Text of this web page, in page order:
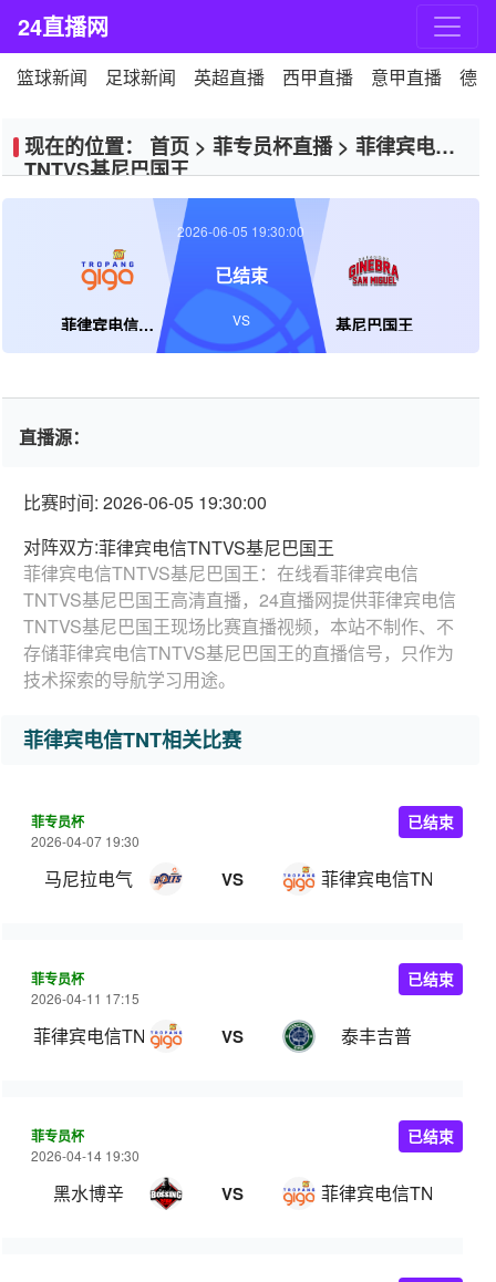
24直播网
篮球新闻 足球新闻 英超直播 西甲直播 意甲直播 德
现在的位置： 首页 > 菲专员杯直播> 菲律宾电信
TNTVS基尼巴国王
菲律宾电信TNT 基尼巴国王
2026-06-05 19:30:00
已结束
VS
直播源：
比赛时间: 2026-06-05 19:30:00
对阵双方:菲律宾电信TNTVS基尼巴国王
菲律宾电信TNTVS基尼巴国王：在线看菲律宾电信
TNTVS基尼巴国王高清直播，24直播网提供菲律宾电信
TNTVS基尼巴国王现场比赛直播视频，本站不制作、不
存储菲律宾电信TNTVS基尼巴国王的直播信号，只作为
技术探索的导航学习用途。
菲律宾电信TNT相关比赛
菲专员杯
2026-04-07 19:30
马尼拉电气 VS 菲律宾电信TNT
已结束
菲专员杯
2026-04-11 17:15
菲律宾电信TNT VS 泰丰吉普
已结束
菲专员杯
2026-04-14 19:30
黑水博辛 VS 菲律宾电信TNT
已结束